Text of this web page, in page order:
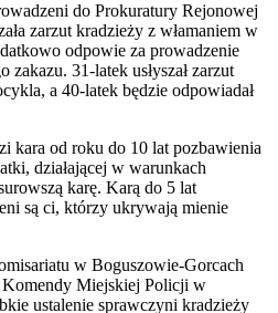
do Prokuratury Rejonowej
zarzut kradzieży z włamaniem w
odpowie za prowadzenie
31-latek usłyszał zarzut
a 40-latek będzie odpowiadał
kara od roku do 10 lat pozbawienia
działającej w warunkach
karę. Karą do 5 lat
są ci, którzy ukrywają mienie
w Boguszowie-Gorcach
Komendy Miejskiej Policji w
ustalenie sprawczyni kradzieży